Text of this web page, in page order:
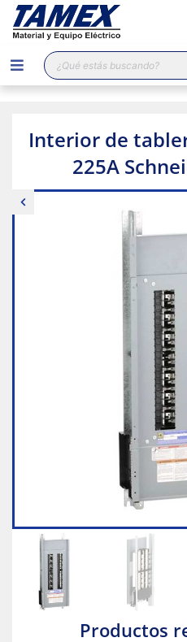
Búsqueda
de
productos
Interior de
225A
Productos